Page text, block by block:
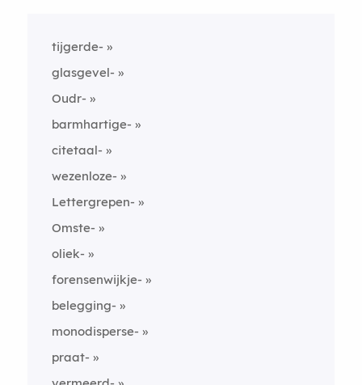
tijgerde-
glasgevel-
Oudr-
barmhartige-
citetaal-
wezenloze-
Lettergrepen-
Omste-
oliek-
forensenwijkje-
belegging-
monodisperse-
praat-